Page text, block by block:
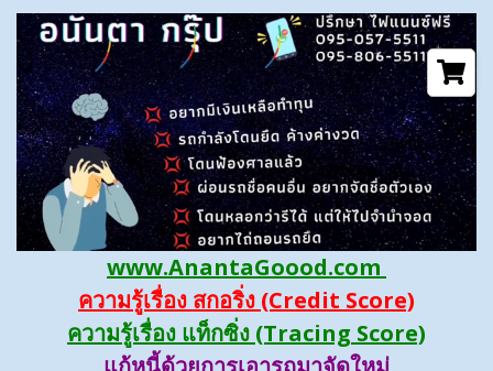
www.AnantaGoood.com
ความรู้เรื่อง สกอริ่ง (Credit Score)
ความรู้เรื่อง แท็กซิ่ง (Tracing Score)